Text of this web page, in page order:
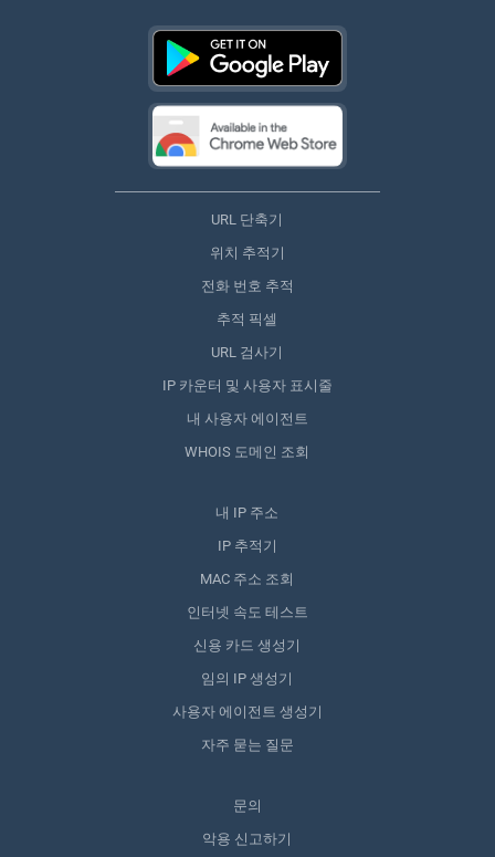
URL 단축기
위치 추적기
전화 번호 추적
추적 픽셀
URL 검사기
IP 카운터 및 사용자 표시줄
내 사용자 에이전트
WHOIS 도메인 조회
내 IP 주소
IP 추적기
MAC 주소 조회
인터넷 속도 테스트
신용 카드 생성기
임의 IP 생성기
사용자 에이전트 생성기
자주 묻는 질문
문의
악용 신고하기